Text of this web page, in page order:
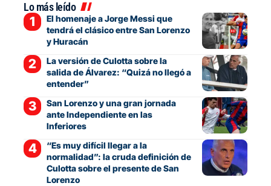
Lo más leído
El homenaje a Jorge Messi que
tendrá el clásico entre San Lorenzo
y Huracán
La versión de Culotta sobre la
salida de Álvarez: “Quizá no llegó a
entender”
San Lorenzo y una gran jornada
ante Independiente en las
Inferiores
“Es muy difícil llegar a la
normalidad”: la cruda definición de
Culotta sobre el presente de San
Lorenzo